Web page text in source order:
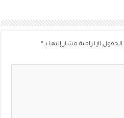
الحقول الإلزامية مشار إليها بـ*